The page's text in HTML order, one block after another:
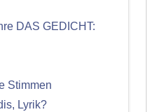
DAS GEDICHT:
Stimmen
Lyrik?